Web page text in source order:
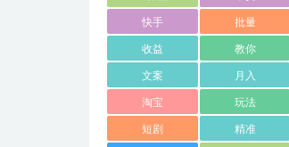
快手 批量
收益 教你
文案 月入
淘宝 玩法
短剧 精准